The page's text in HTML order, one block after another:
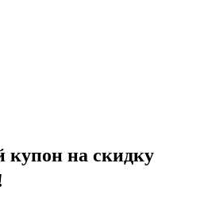
на скидку